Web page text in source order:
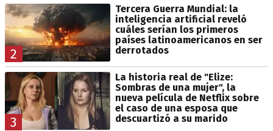
2
Tercera Guerra Mundial: la
inteligencia artificial reveló
cuáles serían los primeros
países latinoamericanos en ser
derrotados
3
La historia real de "Elize:
Sombras de una mujer", la
nueva película de Netflix sobre
el caso de una esposa que
descuartizó a su marido